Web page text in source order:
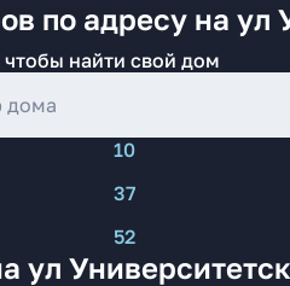
по адресу на ул
найти свой дом
10
37
52
ул